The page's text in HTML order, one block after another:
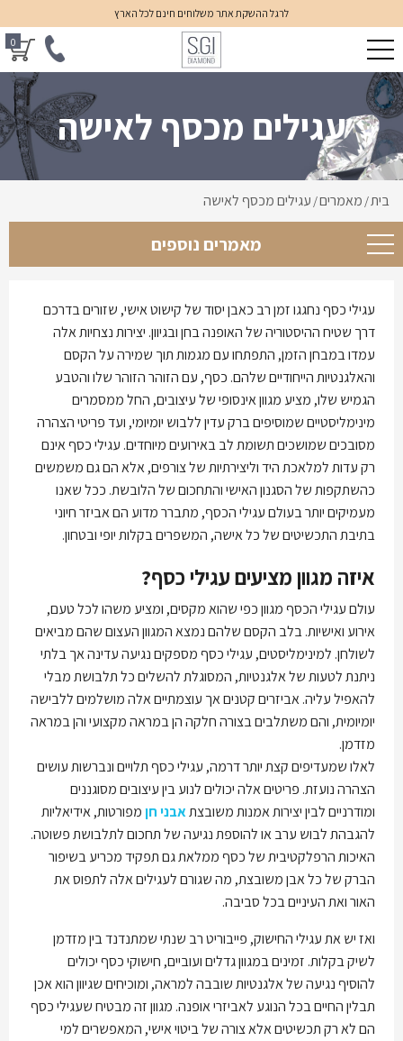
לרגל ההשקת אתר משלוחים חינם לכל הארץ
0
עגילים מכסף לאישה
בית/ מאמרים/ עגילים מכסף לאישה
מאמרים נוספים
עגילי כסף נחגגו זמן רב כאבן יסוד של קישוט אישי, שזורים בדרכם
דרך שטיח ההיסטוריה של האופנה בחן ובגיוון. יצירות נצחיות אלה
עמדו במבחן הזמן, התפתחו עם מגמות תוך שמירה על הקסם
והאלגנטיות הייחודיים שלהם. כסף, עם הזוהר הזוהר שלו והטבע
הגמיש שלו, מציע מגוון אינסופי של עיצובים, החל ממסמרים
מינימליסטיים שמוסיפים ברק עדין ללבוש יומיומי, ועד פריטי הצהרה
מסובכים שמושכים תשומת לב באירועים מיוחדים. עגילי כסף אינם
רק עדות למלאכת היד וליצירתיות של צורפים, אלא הם גם משמשים
כהשתקפות של הסגנון האישי והתחכום של הלובשת. ככל שאנו
מעמיקים יותר בעולם עגילי הכסף, מתברר מדוע הם אביזר חיוני
בתיבת התכשיטים של כל אישה, המשפרים בקלות יופי ובטחון.
איזה מגוון מציעים עגילי כסף?
עולם עגילי הכסף מגוון כפי שהוא מקסים, ומציע משהו לכל טעם,
אירוע ואישיות. בלב הקסם שלהם נמצא המגוון העצום שהם מביאים
לשולחן. למינימליסטים, עגילי כסף מספקים נגיעה עדינה אך בלתי
ניתנת לטעות של אלגנטיות, המסוגלת להשלים כל תלבושת מבלי
להאפיל עליה. אביזרים קטנים אך עוצמתיים אלה מושלמים ללבישה
יומיומית, והם משתלבים בצורה חלקה הן במראה מקצועי והן במראה
מזדמן.
לאלו שמעדיפים קצת יותר דרמה, עגילי כסף תלויים ונברשות עושים
הצהרה נועזת. פריטים אלה יכולים לנוע בין עיצובים מסוגננים
ומודרניים לבין יצירות אמנות משובצתאבני חןמפורטות, אידיאליות
להגבהת לבוש ערב או להוספת נגיעה של תחכום לתלבושת פשוטה.
האיכות הרפלקטיבית של כסף ממלאת גם תפקיד מכריע בשיפור
הברק של כל אבן משובצת, מה שגורם לעגילים אלה לתפוס את
האור ואת העיניים בכל סביבה.
ואז יש את עגילי החישוק, פייבוריט רב שנתי שמתנדנד בין מזדמן
לשיק בקלות. זמינים במגוון גדלים ועוביים, חישוקי כסף יכולים
להוסיף נגיעה של אלגנטיות שובבה למראה, ומוכיחים שגיוון הוא אכן
תבלין החיים בכל הנוגע לאביזרי אופנה. מגוון זה מבטיח שעגילי כסף
הם לא רק תכשיטים אלא צורה של ביטוי אישי, המאפשרים למי